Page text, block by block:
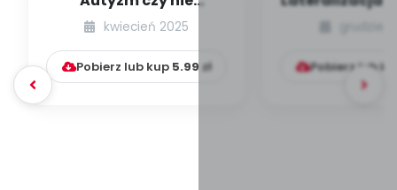
autyzm? O
specyficznych
trudnościach w r...
kwiecień 2025
Pobierz lub kup 5.99 zł Pobierz lub